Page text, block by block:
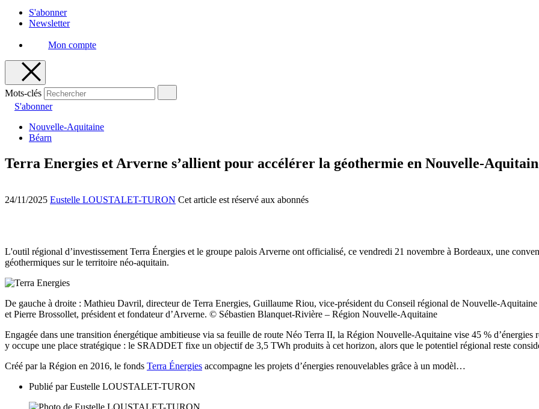
S'abonner
Newsletter
Mon compte
Mots-clés
S'abonner
Nouvelle-Aquitaine
Béarn
Terra Energies et Arverne s’allient pour accélérer la géothermie en Nouvelle-
24/11/2025 Eustelle LOUSTALET-TURON Cet article est réservé aux abonnés
L'outil régional d’investissement Terra Énergies et le groupe palois Arverne ont officialisé, ce vendredi 21 novembre à Bordeaux, une
géothermiques sur le territoire néo-aquitain.
De gauche à droite : Mathieu Davril, directeur de Terra Energies, Guillaume Riou, vice-président du Conseil régional de Nouvelle-
et Pierre Brossollet, président et fondateur d’Arverne. © Sébastien Blanquet-Rivière – Région Nouvelle-Aquitaine
Engagée dans une transition énergétique ambitieuse via sa feuille de route Néo Terra II, la Région Nouvelle-Aquitaine vise 45 %
y occupe une place stratégique : le SRADDET fixe un objectif de 3,5 TWh produits à cet horizon, alors que le potentiel régional reste
Créé par la Région en 2016, le fonds Terra Énergies accompagne les projets d’énergies renouvelables grâce à un modèl…
Publié parEustelle LOUSTALET-TURON